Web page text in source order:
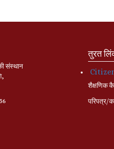
संस्थान
तुरत
शैक्षणिक
परिपत्र/